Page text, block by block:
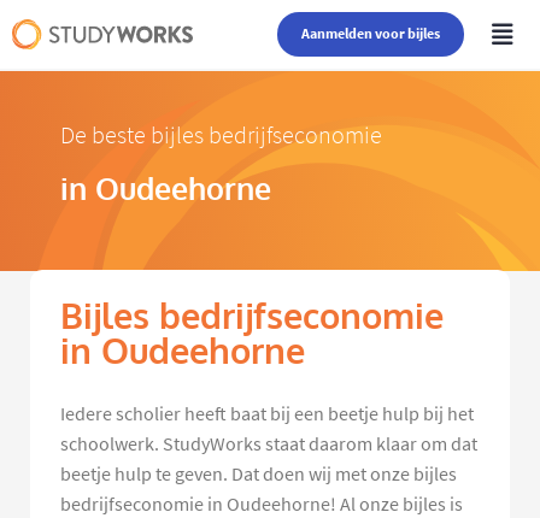
Aanmelden voor bijles
De beste bijles bedrijfseconomie
in Oudeehorne
Bijles bedrijfseconomie
in Oudeehorne
Iedere scholier heeft baat bij een beetje hulp bij het
schoolwerk. StudyWorks staat daarom klaar om dat
beetje hulp te geven. Dat doen wij met onze bijles
bedrijfseconomie in Oudeehorne! Al onze bijles is